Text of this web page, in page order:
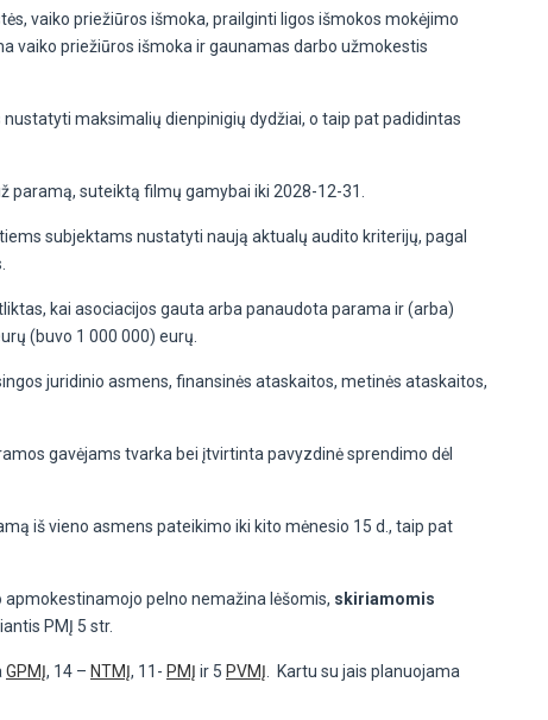
vaiko priežiūros išmoka, prailginti ligos išmokos mokėjimo
vaiko priežiūros išmoka ir gaunamas darbo užmokestis
maksimalių dienpinigių dydžiai, o taip pat padidintas
suteiktą filmų gamybai iki 2028-12-31.
subjektams nustatyti naują aktualų audito kriterijų, pagal
kai asociacijos gauta arba panaudota parama ir (arba)
(buvo 1 000 000) eurų.
juridinio asmens, finansinės ataskaitos, metinės ataskaitos,
gavėjams tvarka bei įtvirtinta pavyzdinė sprendimo dėl
iš vieno asmens pateikimo iki kito mėnesio 15 d., taip pat
pelno nemažina lėšomis, skiriamomis
PMĮ 5 str.
GPMĮ, 14 – NTMĮ, 11- PMĮ ir 5 PVMĮ . Kartu su jais planuojama